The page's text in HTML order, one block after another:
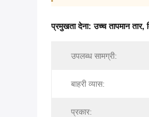
प्रमुखता देना:उच्च तापमान तार,
उपलब्ध सामग्री:
बाहरी व्यास:
प्रकार: